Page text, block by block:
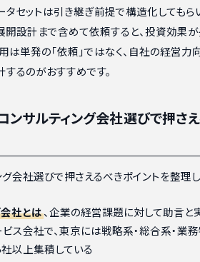
タセットは引き継ぎ前提で構造化してもら
開設計まで含めて依頼すると、投資効果
は単発の「依頼」ではなく、自社の経営力
るのがおすすめです。
ンサルティング会社選びで押さ
会社選びで押さえるべきポイントを整理し
社とは、企業の経営課題に対して助言と
ス会社で、東京には戦略系・総合系・業
以上集積している